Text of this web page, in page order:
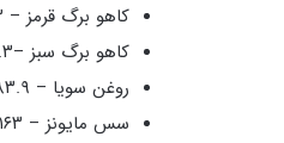
کاهو برگ قرمز – ۱۴۰.۳ میلی گرم
کاهو برگ سبز –۱۲۶.۳ میلی گرم
روغن سویا – ۱۸۳.۹ میلی گرم
سس مایونز – ۱۶۳ میلی گرم